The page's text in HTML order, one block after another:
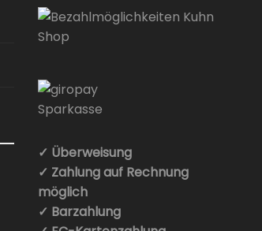
✓ Überweisung
✓ Zahlung auf Rechnung
möglich
✓ Barzahlung